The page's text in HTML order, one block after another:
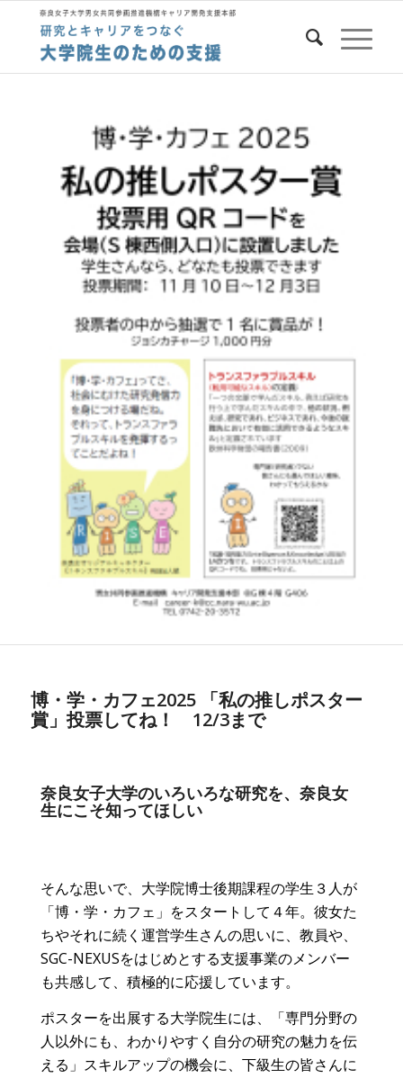
博・学・カフェ2025 「私の推しポスター
賞」投票してね！ 12/3まで
奈良女子大学のいろいろな研究を、奈良女
生にこそ知ってほしい
そんな思いで、大学院博士後期課程の学生３人が
「博・学・カフェ」をスタートして４年。彼女た
ちやそれに続く運営学生さんの思いに、教員や、
SGC-NEXUSをはじめとする支援事業のメンバー
も共感して、積極的に応援しています。
ポスターを出展する大学院生には、「専門分野の
人以外にも、わかりやすく自分の研究の魅力を伝
える」スキルアップの機会に、下級生の皆さんに